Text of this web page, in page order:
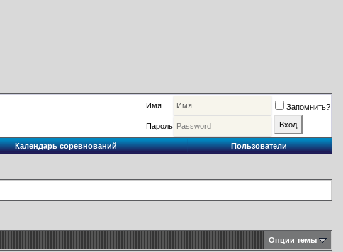
Имя Запомнить?
Пароль
Календарь соревнований Пользователи
Опции темы